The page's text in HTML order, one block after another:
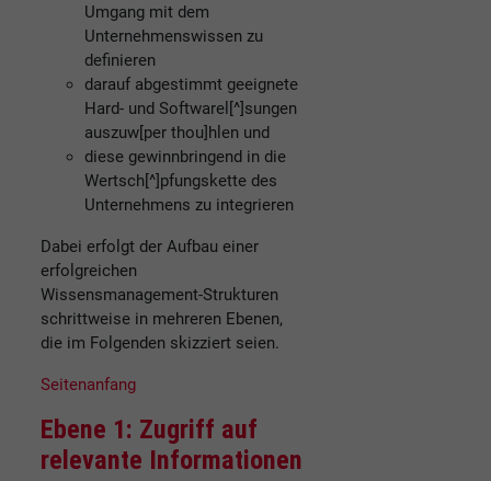
Umgang mit dem
Unternehmenswissen zu
definieren
darauf abgestimmt geeignete
Hard- und Softwarel[^]sungen
auszuw[per thou]hlen und
diese gewinnbringend in die
Wertsch[^]pfungskette des
Unternehmens zu integrieren
Dabei erfolgt der Aufbau einer
erfolgreichen
Wissensmanagement-Strukturen
schrittweise in mehreren Ebenen,
die im Folgenden skizziert seien.
Seitenanfang
Ebene 1: Zugriff auf
relevante Informationen